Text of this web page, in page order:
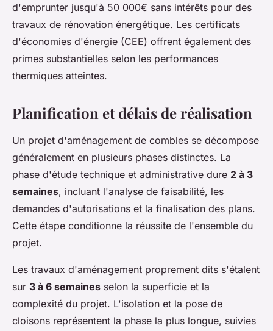
d'emprunter jusqu'à 50 000€ sans intérêts pour des
travaux de rénovation énergétique. Les certificats
d'économies d'énergie (CEE) offrent également des
primes substantielles selon les performances
thermiques atteintes.
Planification et délais de réalisation
Un projet d'aménagement de combles se décompose
généralement en plusieurs phases distinctes. La
phase d'étude technique et administrative dure 2 à 3
semaines, incluant l'analyse de faisabilité, les
demandes d'autorisations et la finalisation des plans.
Cette étape conditionne la réussite de l'ensemble du
projet.
Les travaux d'aménagement proprement dits s'étalent
sur 3 à 6 semaines selon la superficie et la
complexité du projet. L'isolation et la pose de
cloisons représentent la phase la plus longue, suivies